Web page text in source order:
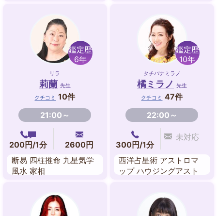
鑑定歴
6年
リラ
莉蘭 先生
クチコミ
10件
21:00～
200円/1分
2600円
断易 四柱推命 九星気学
風水 家相
鑑定歴
10年
タチバナミラノ
橘ミラノ 先生
クチコミ
47件
22:00～
300円/1分
未対応
西洋占星術 アストロマ
ップ ハウジングアスト